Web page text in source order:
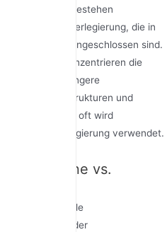
bestehen
aus Kupferlegierung, die in
eingeschlossen sind.
Antennen konzentrieren die
Richtung für längere
komplexere Strukturen und
und -stabilität; oft wird
Aluminiumlegierung verwendet.
für interne vs.
oder flexible
stark von der